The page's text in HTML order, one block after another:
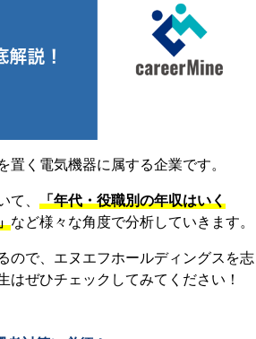
く電気機器に属する企業です。
、 「年代・役職別の年収はいく
など様々な角度で分析していきます。
ので、エヌエフホールディングスを志
ぜひチェックしてみてください！